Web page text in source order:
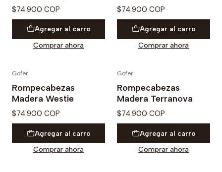
$74.900 COP
Agregar al carro
Comprar ahora
$74.900 COP
Agregar al carro
Comprar ahora
Gofer
Rompecabezas
Madera Westie
$74.900 COP
Agregar al carro
Comprar ahora
Gofer
Rompecabezas
Madera Terranova
$74.900 COP
Agregar al carro
Comprar ahora